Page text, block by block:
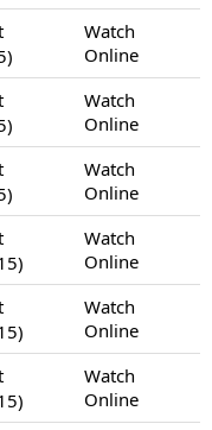
Watch
Online
Watch
Online
Watch
Online
Watch
Online
Watch
Online
Watch
Online